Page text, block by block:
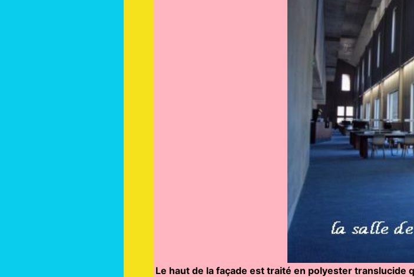
Le haut de la façade est traité en polyester translucide